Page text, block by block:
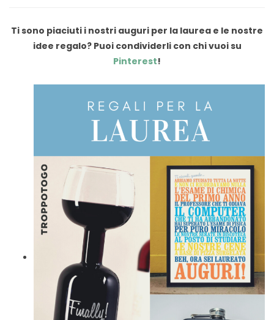
Ti sono piaciuti i nostri auguri per la laurea e le nostre
idee regalo? Puoi condividerli con chi vuoi su
Pinterest!